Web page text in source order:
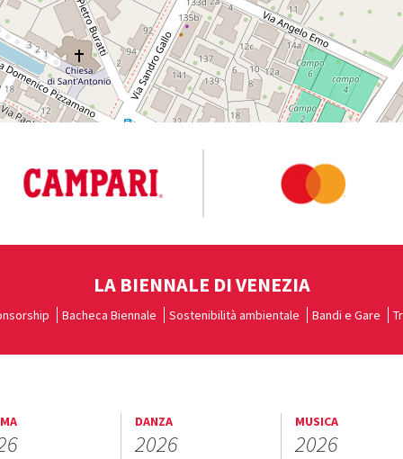
LA BIENNALE DI VENEZIA
Bacheca Biennale Sostenibilità ambientale Bandi e Gare
DANZA
2026
MUSICA
2026